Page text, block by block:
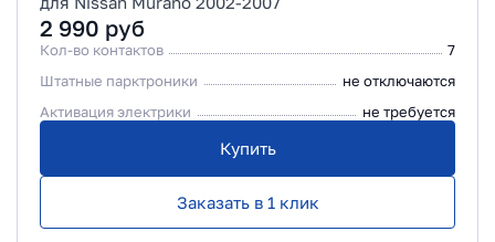
2 990 руб
Кол-во контактов
7
Штатные парктроники
не отключаются
Активация электрики
не требуется
Купить
Заказать в 1 клик